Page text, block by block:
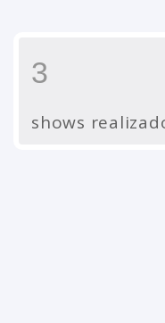
3
shows